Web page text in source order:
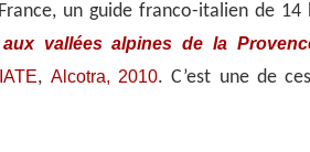
un guide franco-italien de 14
vallées alpines de la
, Alcotra, 2010. C’est une de